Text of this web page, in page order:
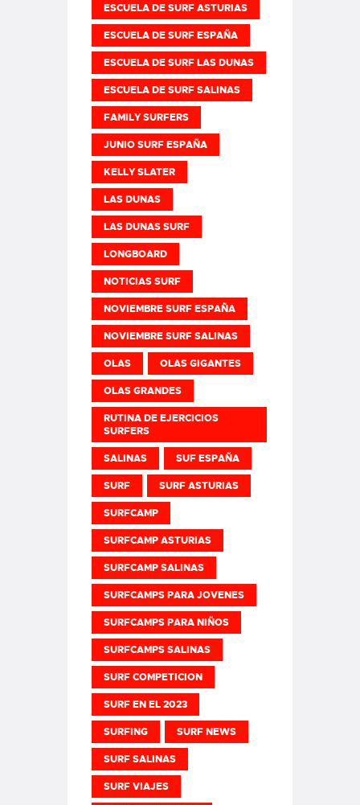
ESCUELA DE SURF ASTURIAS
ESCUELA DE SURF ESPAÑA
ESCUELA DE SURF LAS DUNAS
ESCUELA DE SURF SALINAS
FAMILY SURFERS
JUNIO SURF ESPAÑA
KELLY SLATER
LAS DUNAS
LAS DUNAS SURF
LONGBOARD
NOTICIAS SURF
NOVIEMBRE SURF ESPAÑA
NOVIEMBRE SURF SALINAS
OLAS OLAS GIGANTES
OLAS GRANDES
RUTINA DE EJERCICIOS
SURFERS
SALINAS SUF ESPAÑA
SURF SURF ASTURIAS
SURFCAMP
SURFCAMP ASTURIAS
SURFCAMP SALINAS
SURFCAMPS PARA JOVENES
SURFCAMPS PARA NIÑOS
SURFCAMPS SALINAS
SURF COMPETICION
SURF EN EL 2023
SURFING SURF NEWS
SURF SALINAS
SURF VIAJES